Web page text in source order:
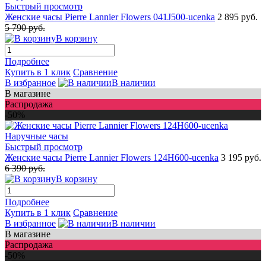
Быстрый просмотр
Женские часы Pierre Lannier Flowers 041J500-ucenka 2 895 руб.
5 790 руб.
В корзину
Подробнее
Купить в 1 клик Сравнение
В избранное
В наличии
В магазине
Распродажа
-50%
Быстрый просмотр
Женские часы Pierre Lannier Flowers 124H600-ucenka 3 195 руб.
6 390 руб.
В корзину
Подробнее
Купить в 1 клик Сравнение
В избранное
В наличии
В магазине
Распродажа
-50%